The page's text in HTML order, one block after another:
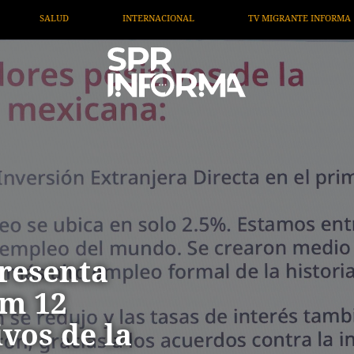
TV MIGRANTE INFORMA OPINIÓN ARTÍCULOS
12
de la